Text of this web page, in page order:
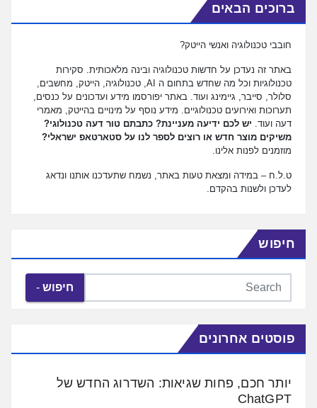
ברוכים הבאים
חובבי טכנולוגיה ואנשי הייטק?
באתר זה נעדכן על חדשות טכנולוגיה ובינה מלאכותית. סקירות
טכנולוגיות וכל מה שחדש בתחום ה AI, טכנולוגיה, הייטק, מחשבים,
סלולר, סייבר, גיימינג ועוד. באתר יפורסמו מידע ועדכונים על כנסים,
תערוכות ואירועים טכנולוגיים. מידע נוסף על מינויים בהייטק, מאמרי
דעה ועוד. יש לכם ידיעה מעניינת? כתבתם טור דעה טכנולוגי?
משיקים מוצר חדש או רוצים לספר לנו על סטארטאפ ישראלי?
מוזמנים לפנות אלינו.
ט.ל.ח – במידה ומצאת טעות באתר, נשמח שתעדכנו אותנו ונדאג
לעדכן ולשנות בהקדם.
חיפוש
חיפוש
פוסטים אחרונים
יותר חכם, פחות שגיאות: השדרוג החדש של
ChatGPT